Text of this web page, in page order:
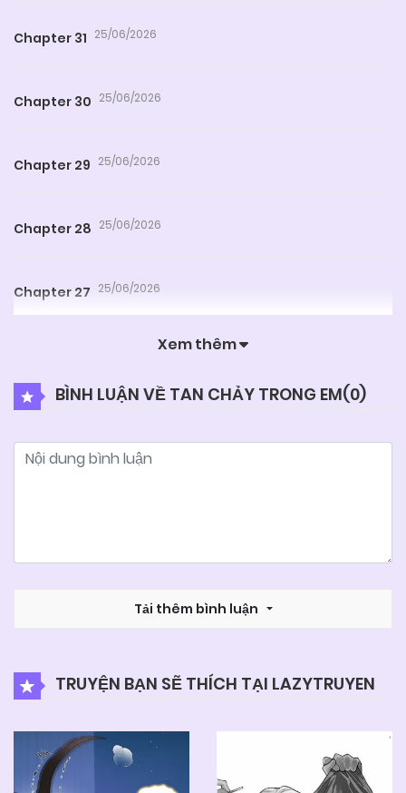
Chapter 31 25/06/2026
Chapter 30 25/06/2026
Chapter 29 25/06/2026
Chapter 28 25/06/2026
Chapter 27 25/06/2026
25/06/2026
25/06/2026
Chapter 21
Chapter 20 25/06/2026
Xem thêm
BÌNH LUẬN VỀ TAN CHẢY TRONG EM(0)
Tải thêm bình luận
TRUYỆN BẠN SẼ THÍCH TẠI LAZYTRUYEN